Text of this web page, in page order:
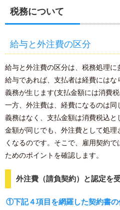
税務について
給与と外注費の区分
給与と外注費の区分は、税務処理に
給与であれば、支払者は経費には
義務が生じます(支払金額には消費税
一方、外注費は、経費になるのは同
義務はなく、支払金額は消費税込
金額が同じでも、外注費として処
くなるのです。そこで、雇用契約
ためのポイントを確認します。
外注費（請負契約）と認定を
①下記４項目を網羅した契約書の